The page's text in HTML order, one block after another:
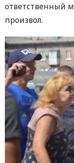
ответственный
произвол.